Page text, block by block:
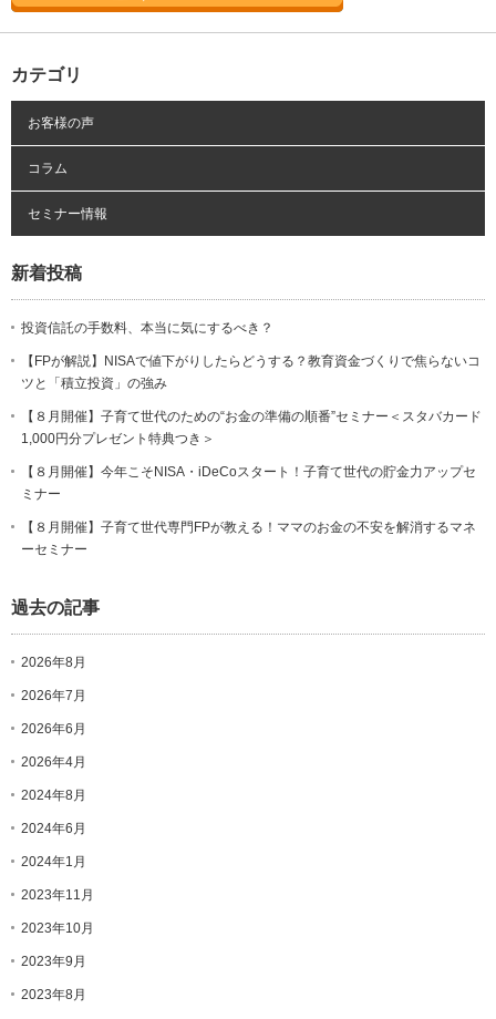
カテゴリ
お客様の声
コラム
セミナー情報
新着投稿
投資信託の手数料、本当に気にするべき？
【FPが解説】NISAで値下がりしたらどうする？教育資金づくりで焦らないコ
ツと「積立投資」の強み
【８月開催】子育て世代のための“お金の準備の順番”セミナー＜スタバカード
1,000円分プレゼント特典つき＞
【８月開催】今年こそNISA・iDeCoスタート！子育て世代の貯金力アップセ
ミナー
【８月開催】子育て世代専門FPが教える！ママのお金の不安を解消するマネ
ーセミナー
過去の記事
2026年8月
2026年7月
2026年6月
2026年4月
2024年8月
2024年6月
2024年1月
2023年11月
2023年10月
2023年9月
2023年8月